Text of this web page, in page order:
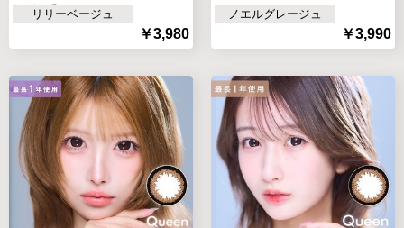
枚ずつ)】
リリーベージュ
￥3,980
ノエルグレージュ
￥3,990